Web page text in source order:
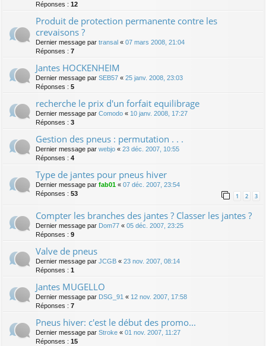
Réponses : 12
Produit de protection permanente contre les
crevaisons ?
Dernier message par transal « 07 mars 2008, 21:04
Réponses : 7
Jantes HOCKENHEIM
Dernier message par SEB57 « 25 janv. 2008, 23:03
Réponses : 5
recherche le prix d'un forfait equilibrage
Dernier message par Comodo « 10 janv. 2008, 17:27
Réponses : 3
Gestion des pneus : permutation . . .
Dernier message par webjo « 23 déc. 2007, 10:55
Réponses : 4
Type de jantes pour pneus hiver
Dernier message par fab01 « 07 déc. 2007, 23:54
Réponses : 53 1 2 3
Compter les branches des jantes ? Classer les jantes ?
Dernier message par Dom77 « 05 déc. 2007, 23:25
Réponses : 9
Valve de pneus
Dernier message par JCGB « 23 nov. 2007, 08:14
Réponses : 1
Jantes MUGELLO
Dernier message par DSG_91 « 12 nov. 2007, 17:58
Réponses : 7
Pneus hiver: c'est le début des promo...
Dernier message par Stroke « 01 nov. 2007, 11:27
Réponses : 15